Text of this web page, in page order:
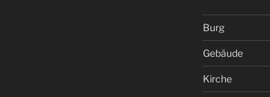
Burg
Gebäude
Kirche